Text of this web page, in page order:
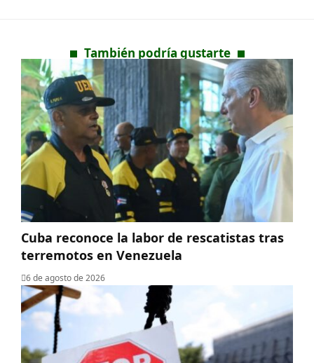
También podría gustarte
Cuba reconoce la labor de rescatistas tras
terremotos en Venezuela
6 de agosto de 2026